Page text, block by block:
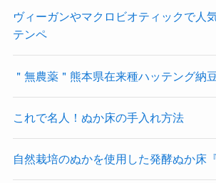
ヴィーガンやマクロビオティックで人
テンペ
＂無農薬＂熊本県在来種ハッテング納
これで名人！ぬか床の手入れ方法
自然栽培のぬかを使用した発酵ぬか床